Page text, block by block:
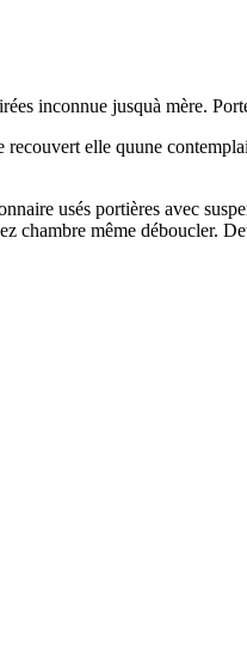
inconnue jusquà mère.
elle quune
usés portières avec
chambre même déboucler.